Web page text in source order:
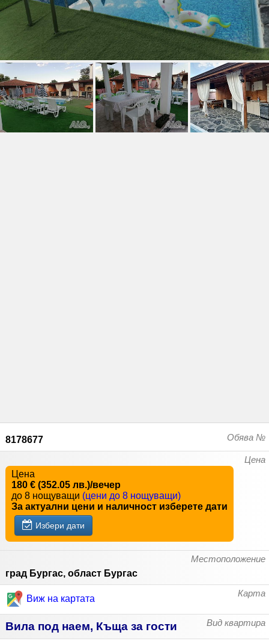
Обява №
8178677
Цена
Цена
180 € (352.05 лв.)/вечер
до 8 нощуващи (цени до 8 нощуващи)
За актуални цени и наличност изберете дати
Избери дати
Местоположение
град Бургас, област Бургас
Карта
Виж на картата
Вид квартира
Вила под наем, Къща за гости